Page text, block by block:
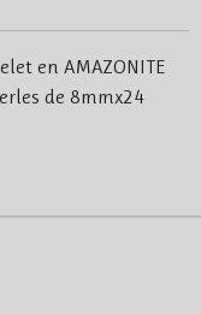
en AMAZONITE
de 8mmx24